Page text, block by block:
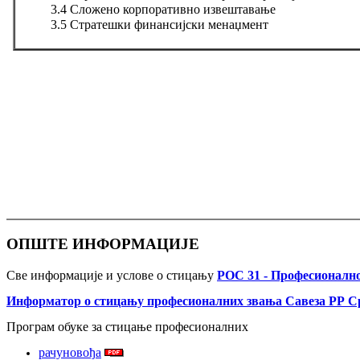
3.4 Сложено корпоративно извештавање
3.5 Стратешки финансијски менаџмент
ОПШТЕ ИНФОРМАЦИЈЕ
Све информације и услове о стицању РОС 31 -
Информатор о стицању професионалних звања Савеза РР
Програм обуке за стицање професионалних
рачуновођа